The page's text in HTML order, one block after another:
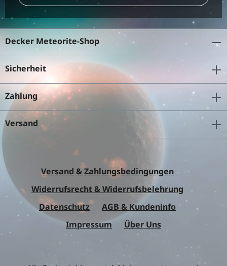
Decker Meteorite-Shop
Sicherheit
Zahlung
Versand
Versand & Zahlungsbedingungen
Widerrufsrecht & Widerrufsbelehrung
Datenschutz
AGB & Kundeninfo
Impressum
Über Uns